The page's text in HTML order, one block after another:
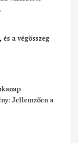
a végösszeg
Jellemzően a